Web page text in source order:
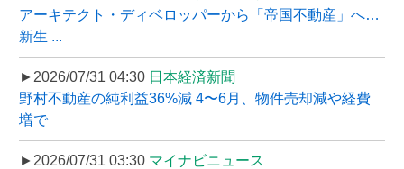
アーキテクト・ディベロッパーから「帝国不動産」へ…
新生 ...
►2026/07/31 04:30 日本経済新聞
野村不動産の純利益36%減 4〜6月、物件売却減や経費
増で
►2026/07/31 03:30 マイナビニュース